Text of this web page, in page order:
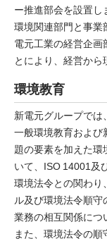
ー推進部会を設置し
環境関連部門と事
電元工業の経営企画
とにより、経営から
環境教育
新電元グループでは
一般環境教育およ
題の要素を加えた
いて、ISO 14001及
環境法令との関わり
ル及び環境法令順守
業務の相互関係につ
また、環境法令の